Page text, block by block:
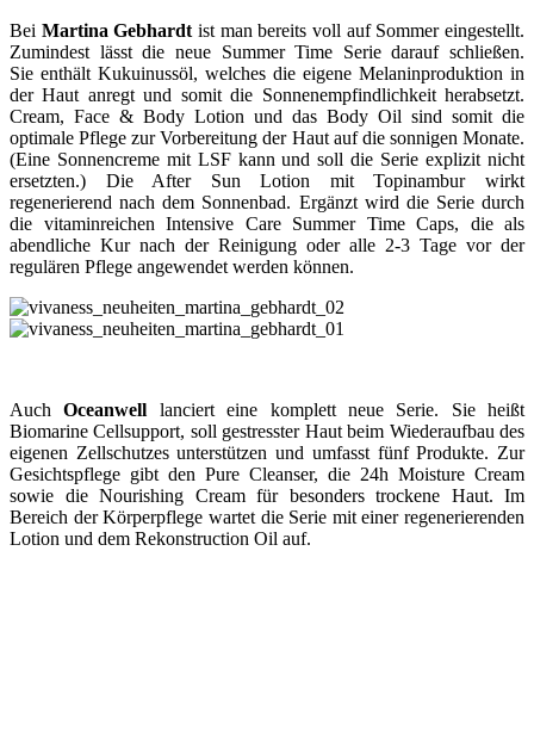
Bei Martina Gebhardtist man bereits voll auf Sommer eingestellt.
Zumindest lässt die neue Summer Time Serie darauf schließen.
Sie enthält Kukuinussöl, welches die eigene Melaninproduktion in
der Haut anregt und somit die Sonnenempfindlichkeit herabsetzt.
Cream, Face & Body Lotion und das Body Oil sind somit die
optimale Pflege zur Vorbereitung der Haut auf die sonnigen Monate.
(Eine Sonnencreme mit LSF kann und soll die Serie explizit nicht
ersetzten.) Die After Sun Lotion mit Topinambur wirkt
regenerierend nach dem Sonnenbad. Ergänzt wird die Serie durch
die vitaminreichen Intensive Care Summer Time Caps, die als
abendliche Kur nach der Reinigung oder alle 2-3 Tage vor der
regulären Pflege angewendet werden können.
AuchOceanwell lanciert eine komplett neue Serie. Sie heißt
Biomarine Cellsupport, soll gestresster Haut beim Wiederaufbau des
eigenen Zellschutzes unterstützen und umfasst fünf Produkte. Zur
Gesichtspflege gibt den Pure Cleanser, die 24h Moisture Cream
sowie die Nourishing Cream für besonders trockene Haut. Im
Bereich der Körperpflege wartet die Serie mit einer regenerierenden
Lotion und dem Rekonstruction Oil auf.